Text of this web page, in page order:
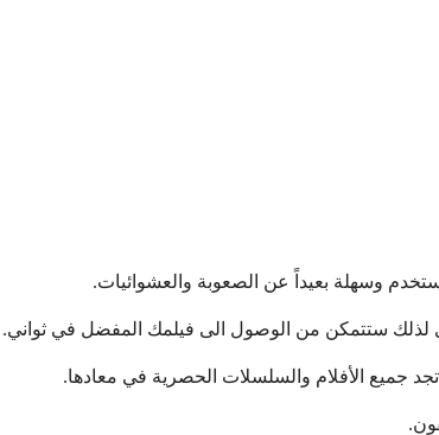
وسهلة بعيداً عن الصعوبة والعشوائيات.
ستتمكن من الوصول الى فيلمك المفضل في ثواني.
جميع الأفلام والسلسلات الحصرية في معادها.